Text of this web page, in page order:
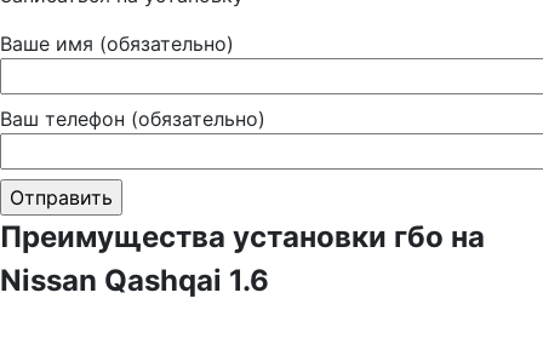
Ваше имя (обязательно)
Ваш телефон (обязательно)
Преимущества установки гбо на
Nissan Qashqai 1.6